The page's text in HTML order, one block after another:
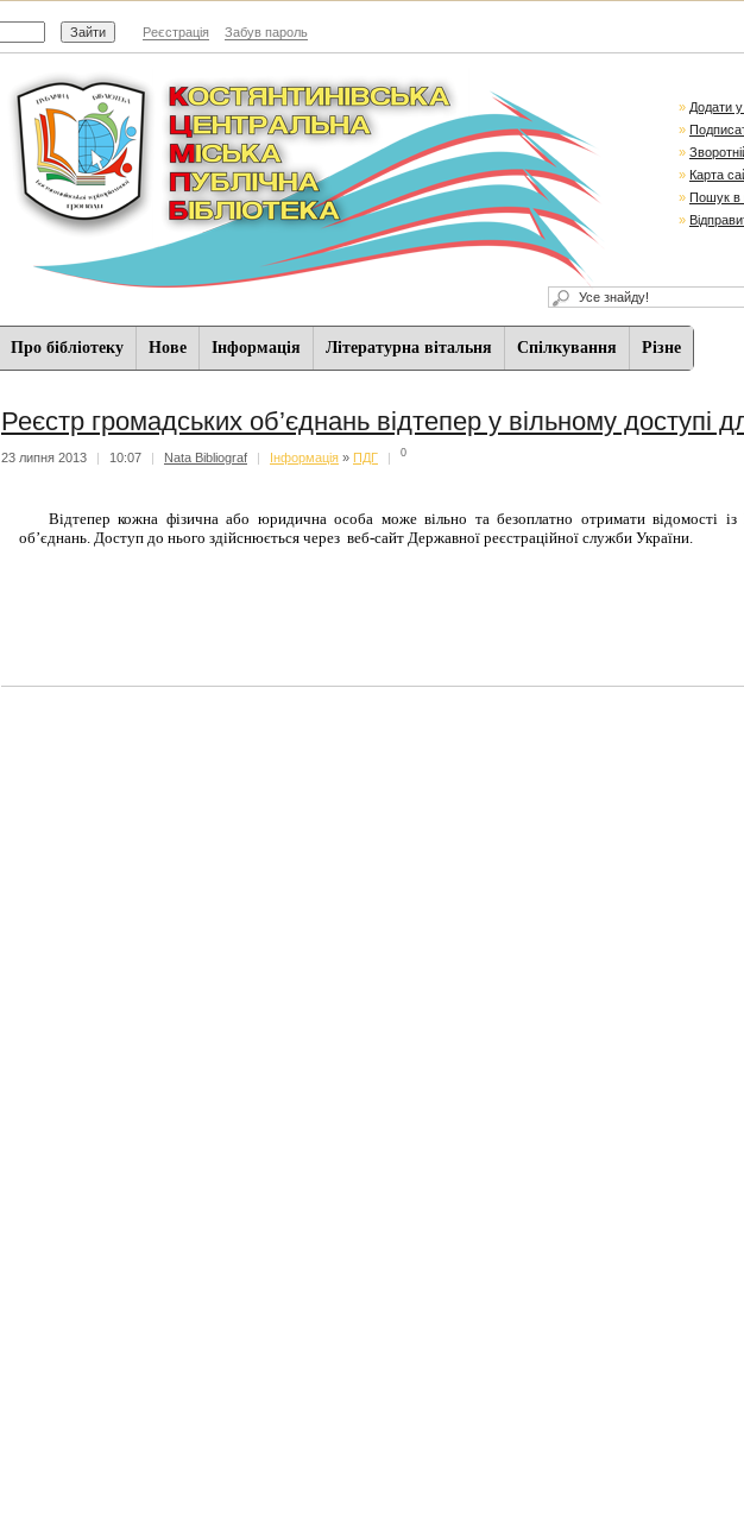
Реєстрація Забув пароль
» Додати
»
»
» Карта
» Пошук в
»
Про бібліотеку Нове Iнформацiя Літературна вітальня Спiлкування Різне
Реєстр громадських об’єднань відтепер у вільному доступі
23 липня 2013 | 10:07 | Nata Bibliograf | Iнформацiя » ПДГ | 0
Відтепер кожна фізична або юридична особа може вільно та безоплатно отримати відомості із
об’єднань. Доступ до нього здійснюється через веб-сайт Державної реєстраційної служби України.